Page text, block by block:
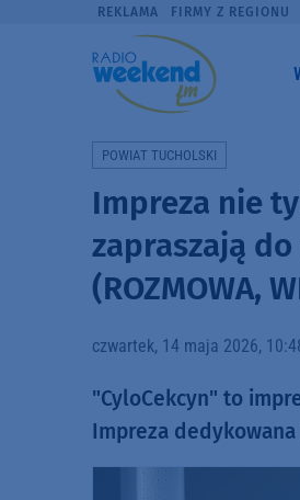
REKLAMA FIRMY Z REGIONU
POWIAT TUCHOLSKI
Impreza nie
zapraszają
(ROZMOWA,
czwartek, 14 maja 2026,
"CyloCekcyn" to
Impreza